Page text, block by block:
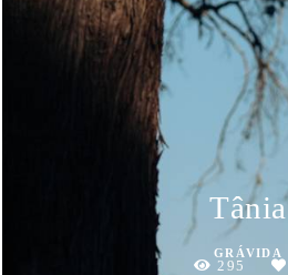
Tânia
GRÁVIDA
295